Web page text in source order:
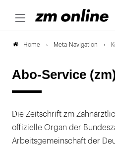
Home Meta-Navigation
Abo-Service
Die Zeitschrift zm
offizielle Organ der
Arbeitsgemeinschaft der